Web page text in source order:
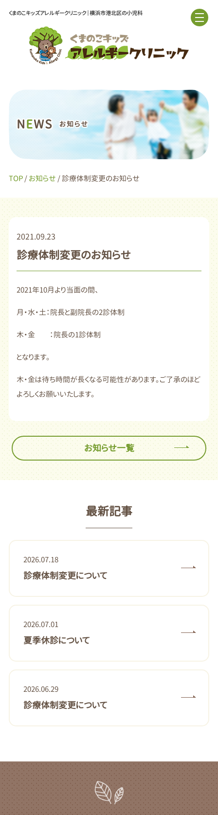
くまのこキッズアレルギークリニック｜横浜市港北区の小児科
NEWS お知らせ
TOP/お知らせ / 診療体制変更のお知らせ
2021.09.23
診療体制変更のお知らせ
2021年10月より当面の間、
月・水・土：院長と副院長の2診体制
木・金 ：院長の1診体制
となります。
木・金は待ち時間が長くなる可能性があります。ご了承のほど
よろしくお願いいたします。
お知らせ一覧
最新記事
2026.07.18
診療体制変更について
2026.07.01
夏季休診について
2026.06.29
診療体制変更について